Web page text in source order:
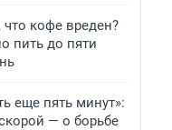
кофе вреден?
пить до пяти
еще пять минут»:
— о борьбе